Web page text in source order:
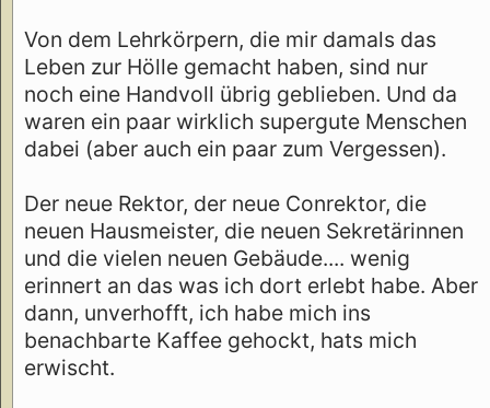
Von dem Lehrkörpern, die mir damals das
Leben zur Hölle gemacht haben, sind nur
noch eine Handvoll übrig geblieben. Und da
waren ein paar wirklich supergute Menschen
dabei (aber auch ein paar zum Vergessen).
Der neue Rektor, der neue Conrektor, die
neuen Hausmeister, die neuen Sekretärinnen
und die vielen neuen Gebäude.... wenig
erinnert an das was ich dort erlebt habe. Aber
dann, unverhofft, ich habe mich ins
benachbarte Kaffee gehockt, hats mich
erwischt.